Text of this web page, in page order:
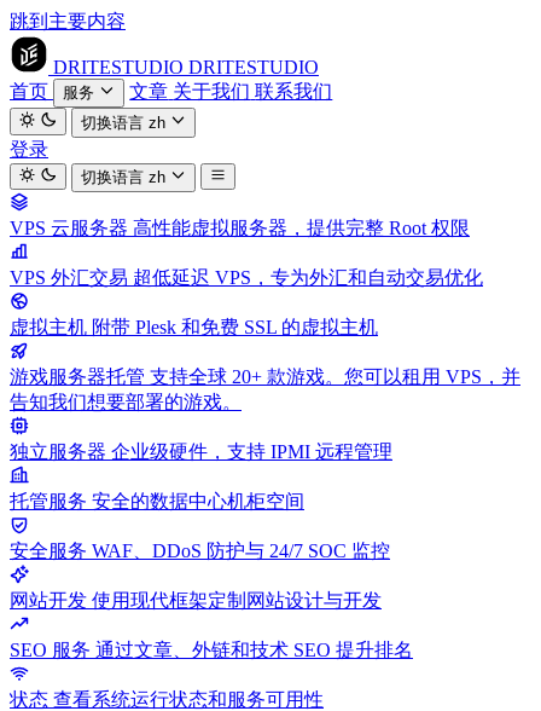
跳到主要内容
DRITESTUDIO DRITESTUDIO
首页
服务 文章 关于我们 联系我们
切换语言zh
登录
切换语言zh
VPS 云服务器 高性能虚拟服务器，提供完整 Root 权限
VPS 外汇交易 超低延迟 VPS，专为外汇和自动交易优化
虚拟主机 附带 Plesk 和免费 SSL 的虚拟主机
游戏服务器托管 支持全球 20+ 款游戏。您可以租用 VPS，并
告知我们想要部署的游戏。
独立服务器 企业级硬件，支持 IPMI 远程管理
托管服务 安全的数据中心机柜空间
安全服务 WAF、DDoS 防护与 24/7 SOC 监控
网站开发 使用现代框架定制网站设计与开发
SEO 服务 通过文章、外链和技术 SEO 提升排名
状态 查看系统运行状态和服务可用性